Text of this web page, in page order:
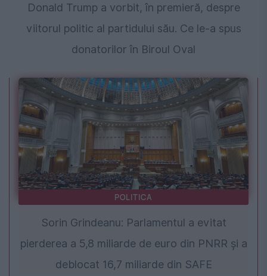
Donald Trump a vorbit, în premieră, despre
viitorul politic al partidului său. Ce le-a spus
donatorilor în Biroul Oval
POLITICA
Sorin Grindeanu: Parlamentul a evitat
pierderea a 5,8 miliarde de euro din PNRR și a
deblocat 16,7 miliarde din SAFE